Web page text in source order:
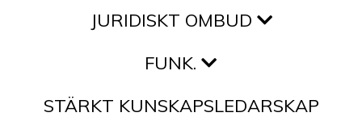
JURIDISKT OMBUD
FUNK.
STÄRKT KUNSKAPSLEDARSKAP